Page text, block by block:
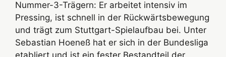
Nummer-3-Trägern: Er arbeitet intensiv im
Pressing, ist schnell in der Rückwärtsbewegung
und trägt zum Stuttgart-Spielaufbau bei. Unter
Sebastian Hoeneß hat er sich in der Bundesliga